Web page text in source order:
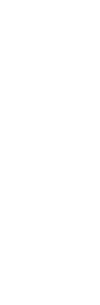
"On Tour